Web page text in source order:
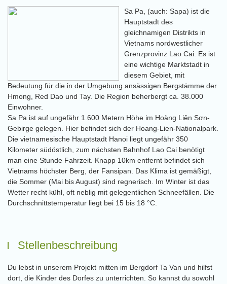
Sa Pa, (auch: Sapa) ist die
Hauptstadt des
gleichnamigen Distrikts in
Vietnams nordwestlicher
Grenzprovinz Lao Cai. Es ist
eine wichtige Marktstadt in
diesem Gebiet, mit
Bedeutung für die in der Umgebung ansässigen Bergstämme der
Hmong, Red Dao und Tay. Die Region beherbergt ca. 38.000
Einwohner.
Sa Pa ist auf ungefähr 1.600 Metern Höhe im Hoàng Liên Sơn-
Gebirge gelegen. Hier befindet sich der Hoang-Lien-Nationalpark.
Die vietnamesische Hauptstadt Hanoi liegt ungefähr 350
Kilometer südöstlich, zum nächsten Bahnhof Lao Cai benötigt
man eine Stunde Fahrzeit. Knapp 10km entfernt befindet sich
Vietnams höchster Berg, der Fansipan. Das Klima ist gemäßigt,
die Sommer (Mai bis August) sind regnerisch. Im Winter ist das
Wetter recht kühl, oft neblig mit gelegentlichen Schneefällen. Die
Durchschnittstemperatur liegt bei 15 bis 18 °C.
Stellenbeschreibung
Du lebst in unserem Projekt mitten im Bergdorf Ta Van und hilfst
dort, die Kinder des Dorfes zu unterrichten. So kannst du sowohl